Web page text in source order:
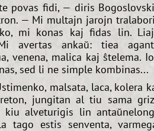
povas fidi, — diris
— Mi multajn jarojn
mi konas kaj fidas lin.
avertas ankaŭ: tiea
venena, malica kaj ŝtelema.
sed li ne simple kombinas...
malsata, laca, kolera
jungitan al tiu sama
kiu alveturigis lin
tago estis senventa,